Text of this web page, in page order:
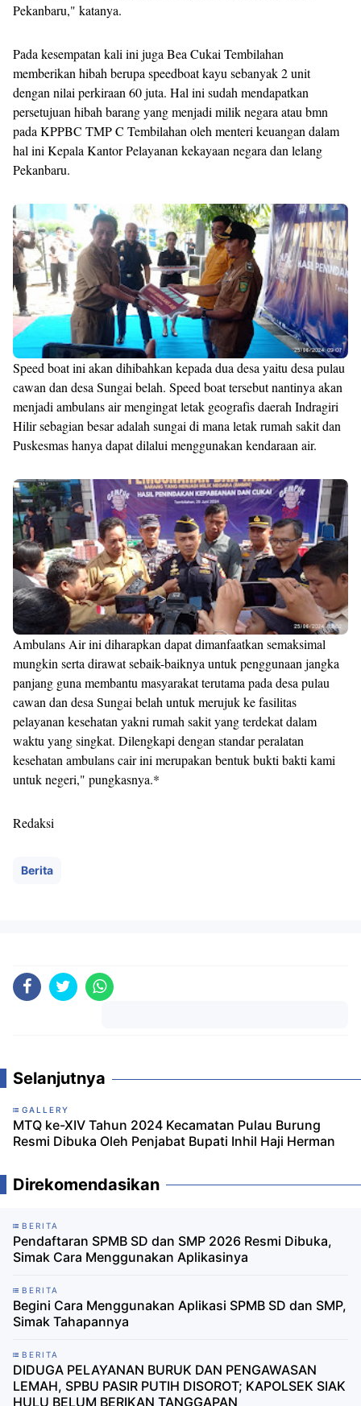
Pekanbaru," katanya.
Pada kesempatan kali ini juga Bea Cukai Tembilahan
memberikan hibah berupa speedboat kayu sebanyak 2 unit
dengan nilai perkiraan 60 juta. Hal ini sudah mendapatkan
persetujuan hibah barang yang menjadi milik negara atau bmn
pada KPPBC TMP C Tembilahan oleh menteri keuangan dalam
hal ini Kepala Kantor Pelayanan kekayaan negara dan lelang
Pekanbaru.
Speed boat ini akan dihibahkan kepada dua desa yaitu desa pulau
cawan dan desa Sungai belah. Speed boat tersebut nantinya akan
menjadi ambulans air mengingat letak geografis daerah Indragiri
Hilir sebagian besar adalah sungai di mana letak rumah sakit dan
Puskesmas hanya dapat dilalui menggunakan kendaraan air.
Ambulans Air ini diharapkan dapat dimanfaatkan semaksimal
mungkin serta dirawat sebaik-baiknya untuk penggunaan jangka
panjang guna membantu masyarakat terutama pada desa pulau
cawan dan desa Sungai belah untuk merujuk ke fasilitas
pelayanan kesehatan yakni rumah sakit yang terdekat dalam
waktu yang singkat. Dilengkapi dengan standar peralatan
kesehatan ambulans cair ini merupakan bentuk bukti bakti kami
untuk negeri," pungkasnya.*
Redaksi
Berita
Selanjutnya
GALLERY
MTQ ke-XIV Tahun 2024 Kecamatan Pulau Burung
Resmi Dibuka Oleh Penjabat Bupati Inhil Haji Herman
Direkomendasikan
BERITA
‎Pendaftaran SPMB SD dan SMP 2026 Resmi Dibuka,
Simak Cara Menggunakan Aplikasinya ‎
BERITA
‎Begini Cara Menggunakan Aplikasi SPMB SD dan SMP,
Simak Tahapannya
BERITA
DIDUGA PELAYANAN BURUK DAN PENGAWASAN
LEMAH, SPBU PASIR PUTIH DISOROT; KAPOLSEK SIAK
HULU BELUM BERIKAN TANGGAPAN